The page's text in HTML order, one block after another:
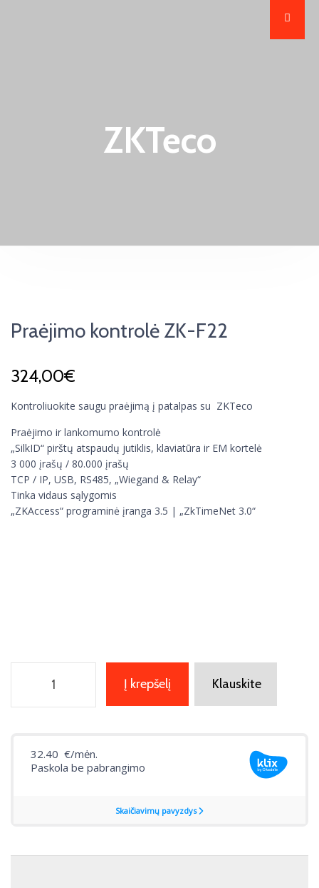
ZKTeco
Praėjimo kontrolė ZK-F22
324,00€
Kontroliuokite saugu praėjimą į patalpas su ZKTeco
Praėjimo ir lankomumo kontrolė
„SilkID“ pirštų atspaudų jutiklis, klaviatūra ir EM kortelė
3 000 įrašų / 80.000 įrašų
TCP / IP, USB, RS485, „Wiegand & Relay“
Tinka vidaus sąlygomis
„ZKAccess“ programinė įranga 3.5 | „ZkTimeNet 3.0“
Į krepšelį Klauskite